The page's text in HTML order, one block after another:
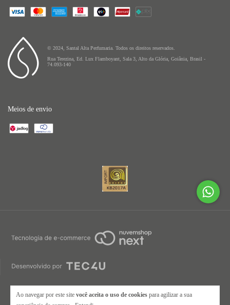
Ao navegar por este site você aceita o uso de cookies para agilizar a sua
© 2024, Santal Alta Perfumaria. Todos os direitos reservados.
Rua Terezina, Ed. Lux Flamboyant, Sala 3, Alto da Glória, Goiânia, Brasil -
74.093-140
Meios de envio